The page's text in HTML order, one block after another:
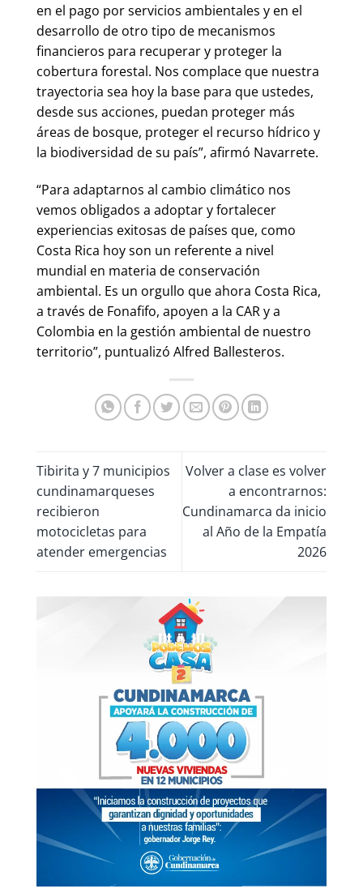
en el pago por servicios ambientales y en el
desarrollo de otro tipo de mecanismos
financieros para recuperar y proteger la
cobertura forestal. Nos complace que nuestra
trayectoria sea hoy la base para que ustedes,
desde sus acciones, puedan proteger más
áreas de bosque, proteger el recurso hídrico y
la biodiversidad de su país”, afirmó Navarrete.
“Para adaptarnos al cambio climático nos
vemos obligados a adoptar y fortalecer
experiencias exitosas de países que, como
Costa Rica hoy son un referente a nivel
mundial en materia de conservación
ambiental. Es un orgullo que ahora Costa Rica,
a través de Fonafifo, apoyen a la CAR y a
Colombia en la gestión ambiental de nuestro
territorio”, puntualizó Alfred Ballesteros.
Tibirita y 7 municipios
cundinamarqueses
recibieron
motocicletas para
atender emergencias
Volver a clase es volver
a encontrarnos:
Cundinamarca da inicio
al Año de la Empatía
2026